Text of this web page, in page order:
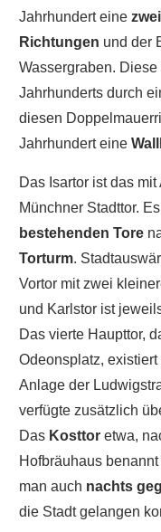
Jahrhundert eine
Richtungen und der
Wassergraben.
Jahrhunderts durch
diesen
Jahrhundert eine
Das Isartor ist das
Münchner Stadttor.
bestehenden Tore
Torturm.
Vortor mit zwei
und Karlstor ist
Das vierte Haupttor,
Odeonsplatz,
Anlage der
verfügte zusätzlich
Das Kosttor etwa,
Hofbräuhaus
man auch nachts
die Stadt gelangen